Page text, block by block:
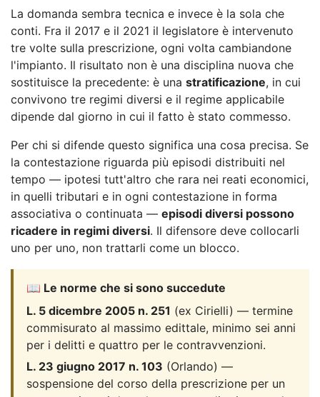
La domanda sembra tecnica e invece è la sola che
conti. Fra il 2017 e il 2021 il legislatore è intervenuto
tre volte sulla prescrizione, ogni volta cambiandone
l'impianto. Il risultato non è una disciplina nuova che
sostituisce la precedente: è una stratificazione, in cui
convivono tre regimi diversi e il regime applicabile
dipende dal giorno in cui il fatto è stato commesso.
Per chi si difende questo significa una cosa precisa. Se
la contestazione riguarda più episodi distribuiti nel
tempo — ipotesi tutt'altro che rara nei reati economici,
in quelli tributari e in ogni contestazione in forma
associativa o continuata — episodi diversi possono
ricadere in regimi diversi. Il difensore deve collocarli
uno per uno, non trattarli come un blocco.
📖 Le norme che si sono succedute
L. 5 dicembre 2005 n. 251 (ex Cirielli) — termine
commisurato al massimo edittale, minimo sei anni
per i delitti e quattro per le contravvenzioni.
L. 23 giugno 2017 n. 103 (Orlando) —
sospensione del corso della prescrizione per un